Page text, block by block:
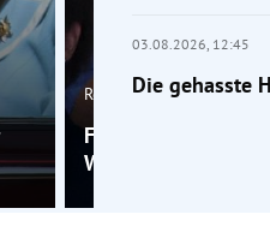
Royals
Foto: Prinz George
William mit 1,91
03.08.2026, 12:45
Die gehasste